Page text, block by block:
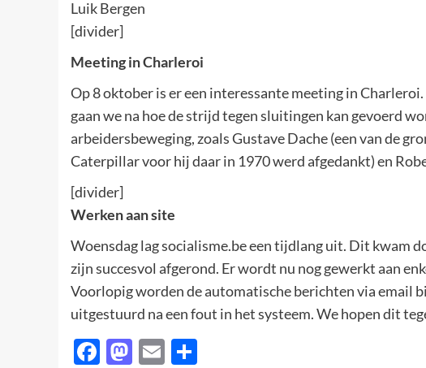
Luik Bergen
[divider]
Meeting in Charleroi
Op 8 oktober is er een interessante meeting in
gaan we na hoe de strijd tegen sluitingen kan gevoerd
arbeidersbeweging, zoals Gustave Dache (een van de
Caterpillar voor hij daar in 1970 werd afgedankt) en
[divider]
Werken aan site
Woensdag lag socialisme.be een tijdlang uit. Dit kwam
zijn succesvol afgerond. Er wordt nu nog gewerkt aan
Voorlopig worden de automatische berichten via email
uitgestuurd na een fout in het systeem. We hopen dit
Facebook
Mastodon
Email